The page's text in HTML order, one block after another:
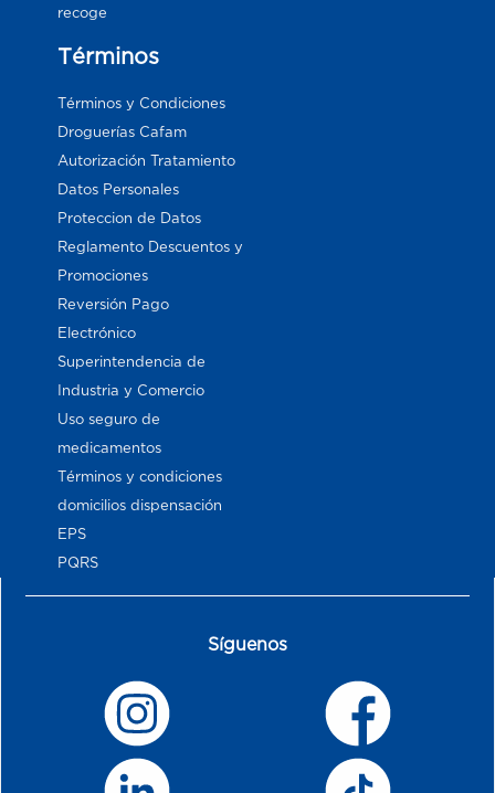
recoge
Términos
Términos y Condiciones
Droguerías Cafam
Autorización Tratamiento
Datos Personales
Proteccion de Datos
Reglamento Descuentos y
Promociones
Reversión Pago
Electrónico
Superintendencia de
Industria y Comercio
Uso seguro de
medicamentos
Términos y condiciones
domicilios dispensación
EPS
PQRS
Síguenos